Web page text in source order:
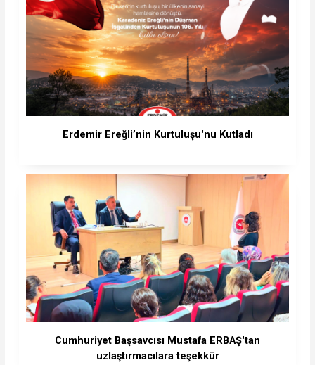
Erdemir Ereğli’nin Kurtuluşu'nu Kutladı
Cumhuriyet Başsavcısı Mustafa ERBAŞ'tan
uzlaştırmacılara teşekkür